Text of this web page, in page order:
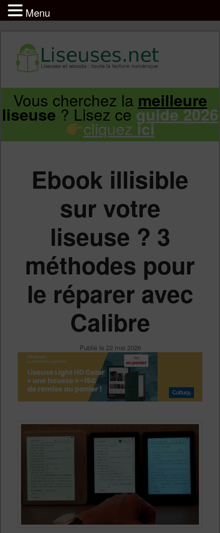
Infos sur les liseuses Kindle, Kobo,
Vivlio, Pocketbook
Aller
principal
Aller
secondaire
Vous cherchez la meilleure
liseuse? Lisez ceguide 2026
cliquez ici
Ebook illisible
sur votre
liseuse ? 3
méthodes pour
le réparer avec
Calibre
Publié le 22 mai 2026
Menu